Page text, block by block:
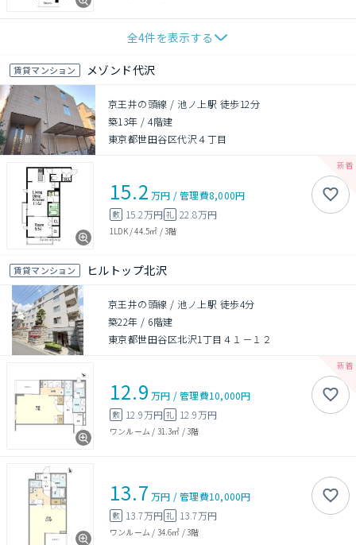
全4件を表示する
賃貸マンション メゾンド代沢
京王井の頭線 / 池ノ上駅 徒歩12分
築13年 /4階建
東京都世田谷区代沢４丁目
15.2 万円 /管理費8,000円
敷 15.2万円 礼 22.8万円
1LDK/44.5㎡ /3階
賃貸マンション ヒルトップ北沢
京王井の頭線 / 池ノ上駅 徒歩4分
築22年 / 6階建
東京都世田谷区北沢1丁目４１－１２
12.9 万円 /管理費10,000円
敷 12.9万円 礼 12.9万円
ワンルーム / 31.3㎡ /3階
13.7 万円 /管理費10,000円
敷 13.7万円 礼 13.7万円
ワンルーム / 34.6㎡ /3階